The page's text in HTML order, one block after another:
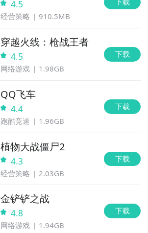
4.5
经营策略 910.5MB
穿越火线：枪战王者
4.5
网络游戏 1.98GB
下载
QQ飞车
4.4
跑酷竞速 1.96GB
下载
植物大战僵尸2
4.3
经营策略 2.03GB
下载
金铲铲之战
4.8
网络游戏 1.94GB
下载